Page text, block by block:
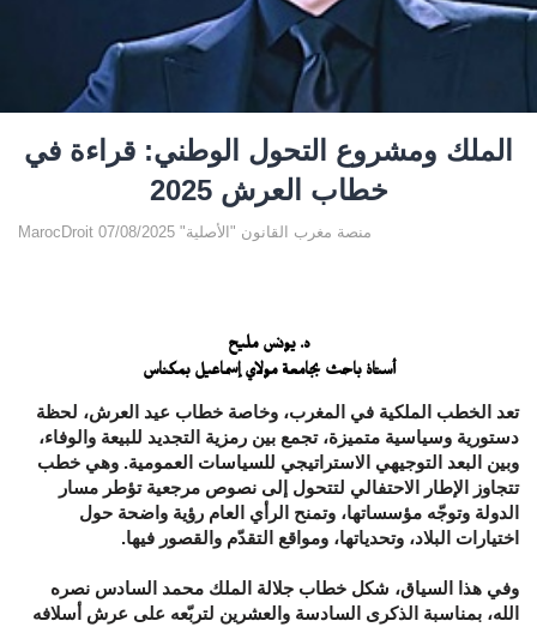
الملك ومشروع التحول الوطني: قراءة في
خطاب العرش 2025
MarocDroit منصة مغرب القانون "الأصلية" 07/08/2025
د. يونس مليح
أستاذ باحث بجامعة مولاي إسماعيل بمكناس
تعد الخطب الملكية في المغرب، وخاصة خطاب عيد العرش، لحظة
دستورية وسياسية متميزة، تجمع بين رمزية التجديد للبيعة والوفاء،
وبين البعد التوجيهي الاستراتيجي للسياسات العمومية. وهي خطب
تتجاوز الإطار الاحتفالي لتتحول إلى نصوص مرجعية تؤطر مسار
الدولة وتوجّه مؤسساتها، وتمنح الرأي العام رؤية واضحة حول
اختيارات البلاد، وتحدياتها، ومواقع التقدّم والقصور فيها.
وفي هذا السياق، شكل خطاب جلالة الملك محمد السادس نصره
الله، بمناسبة الذكرى السادسة والعشرين لتربّعه على عرش أسلافه